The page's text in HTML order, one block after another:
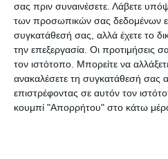
σας πριν συναινέσετε. Λάβετε
των προσωπικών σας δεδομένων
συγκατάθεσή σας, αλλά έχετε το
την επεξεργασία. Οι προτιμήσεις
τον ιστότοπο. Μπορείτε να
ανακαλέσετε τη συγκατάθεσή σας
επιστρέφοντας σε αυτόν τον
κουμπί "Απορρήτου" στο κάτω
ακαταστασία των
Χαρακτηριστικά
Κωδικός EAN:
Κωδικός SKU: 20501311
Σειρά: Steel